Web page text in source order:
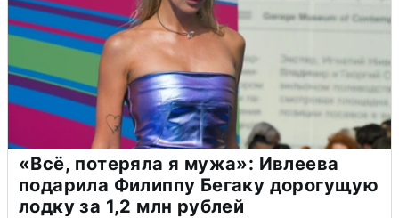
«Всё, потеряла я мужа»: Ивлеева
подарила Филиппу Бегаку дорогущую
лодку за 1,2 млн рублей